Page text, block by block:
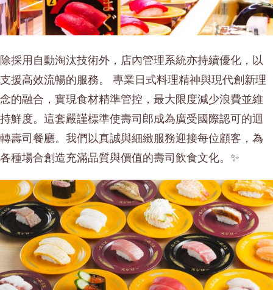
除採用自動淘汰技術外，店內管理系統亦持續優化，以
支援高效流暢的服務。 專業日式料理精神與現代創新理
念的融合，實現食材精準管控，最大限度減少浪費並維
持鮮度。這套嚴謹標準使壽司郎成為廣受國際認可的迴
轉壽司餐廳。我們以真誠與細緻服務迎接每位顧客，為
各種場合創造充滿品質與價值的壽司飲食文化。✨